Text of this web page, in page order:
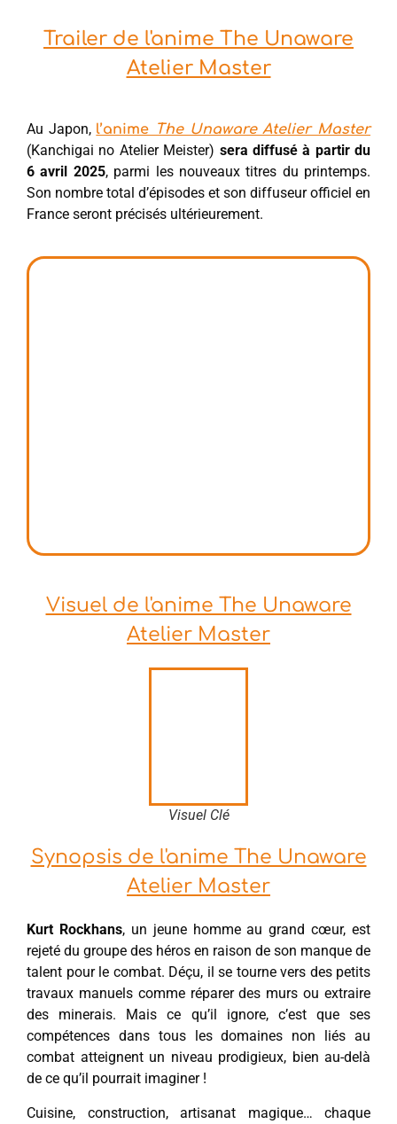
Trailer de l'anime The Unaware
Atelier Master
Au Japon, l’anime The Unaware Atelier Master
(Kanchigai no Atelier Meister) sera diffusé à partir du
6 avril 2025, parmi les nouveaux titres du printemps.
Son nombre total d’épisodes et son diffuseur officiel en
France seront précisés ultérieurement.
Visuel de l'anime The Unaware
Atelier Master
Visuel Clé
Synopsis de l'anime The Unaware
Atelier Master
Kurt Rockhans, un jeune homme au grand cœur, est
rejeté du groupe des héros en raison de son manque de
talent pour le combat. Déçu, il se tourne vers des petits
travaux manuels comme réparer des murs ou extraire
des minerais. Mais ce qu’il ignore, c’est que ses
compétences dans tous les domaines non liés au
combat atteignent un niveau prodigieux, bien au-delà
de ce qu’il pourrait imaginer !
Cuisine, construction, artisanat magique… chaque